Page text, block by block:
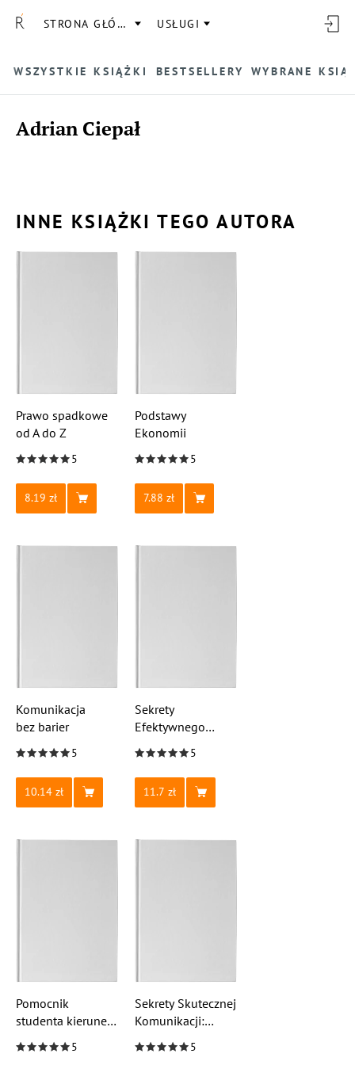
STRONA GŁÓWNA USŁUGI
WSZYSTKIE KSIĄŻKI BESTSELLERY WYBRANE
Adrian Ciepał
INNE KSIĄŻKI TEGO AUTORA
Prawo spadkowe
od A do Z
5
8.19
Podstawy
Ekonomii
5
7.88
Komunikacja
bez barier
5
10.14
Sekrety
Efektywnego
Przekazu
5
11.7
Pomocnik
studenta kierunek
Administracja
publiczna
5
Sekrety Skutecznej
Komunikacji:
Od Teorii
do Praktyki
5